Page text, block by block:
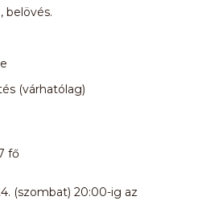
belövés.
(várhatólag)
fő
(szombat) 20:00-ig az